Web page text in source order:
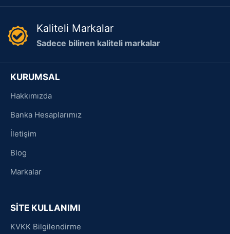
Kaliteli Markalar
Sadece bilinen kaliteli markalar
KURUMSAL
Hakkımızda
Banka Hesaplarımız
İletişim
Blog
Markalar
SİTE KULLANIMI
KVKK Bilgilendirme